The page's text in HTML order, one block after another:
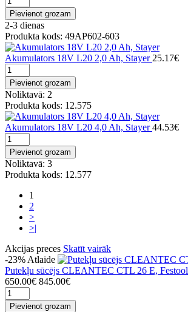
Pievienot grozam
2-3 dienas
Produkta kods: 49AP602-603
Akumulators 18V L20 2,0 Ah, Stayer 25.17€
Pievienot grozam
Noliktavā: 2
Produkta kods: 12.575
Akumulators 18V L20 4,0 Ah, Stayer 44.53€
Pievienot grozam
Noliktavā: 3
Produkta kods: 12.577
1
2
>
>|
Akcijas preces Skatīt vairāk
-23% Atlaide
Putekļu sūcējs CLEANTEC CTL 26 E, Festool
650.00€ 845.00€
Pievienot grozam